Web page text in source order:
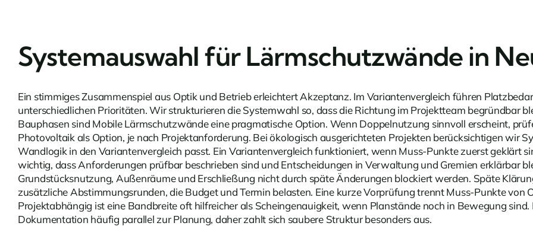
Systemauswahl für Lärmschutzwände in
Ein stimmiges Zusammenspiel aus Optik und Betrieb erleichtert Akzeptanz. Im Variantenvergleich führen
unterschiedlichen Prioritäten. Wir strukturieren die Systemwahl so, dass die Richtung im Projektteam begründbar
Bauphasen sind Mobile Lärmschutzwändeeine pragmatische Option. Wenn Doppelnutzung sinnvoll erscheint,
Photovoltaik als Option, je nach Projektanforderung. Bei ökologisch ausgerichteten Projekten berücksichtigen wir
Wandlogik in den Variantenvergleich passt. Ein Variantenvergleich funktioniert, wenn Muss-Punkte zuerst geklärt
wichtig, dass Anforderungen prüfbar beschrieben sind und Entscheidungen in Verwaltung und Gremien erklärbar
Grundstücksnutzung, Außenräume und Erschließung nicht durch späte Änderungen blockiert werden. Späte
zusätzliche Abstimmungsrunden, die Budget und Termin belasten. Eine kurze Vorprüfung trennt Muss-Punkte von
Projektabhängig ist eine Bandbreite oft hilfreicher als Scheingenauigkeit, wenn Planstände noch in Bewegung
Dokumentation häufig parallel zur Planung, daher zahlt sich saubere Struktur besonders aus.